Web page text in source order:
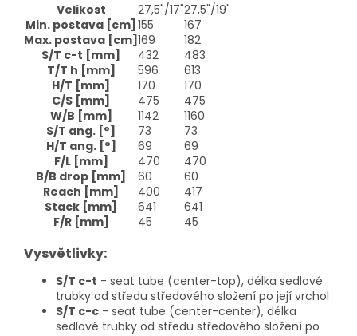
Velikost 27,5"/17"27,5"/19"
Min. postava [cm] 155
167
Max. postava [cm] 169
182
S/T c-t [mm] 432
483
T/T h [mm] 596
613
H/T [mm] 170
170
C/S [mm] 475
475
W/B [mm] 1142
1160
S/T ang. [°] 73
73
H/T ang. [°] 69
69
F/L [mm] 470
470
B/B drop [mm] 60
60
Reach [mm] 400
417
Stack [mm] 641
641
F/R [mm] 45 45
Vysvětlivky:
S/T c-t - seat tube (center-top), délka sedlové
trubky od středu středového složení po její vrchol
S/T c-c - seat tube (center-center), délka
sedlové trubky od středu středového složení po